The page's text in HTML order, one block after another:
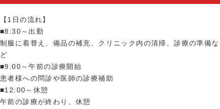
【1日の流れ】
■8:30～出勤
制服に着替え、備品の補充、クリニック内の清掃、診療の準備な
ど
■9:00～午前の診療開始
患者様への問診や医師の診療補助
■12:00～休憩
午前の診療が終わり、休憩